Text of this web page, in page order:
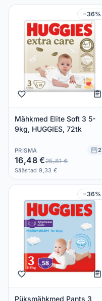
−36%
Mähkmed Elite Soft 3 5-
9kg, HUGGIES, 72tk
PRISMA 2
16,48 €25,81 €
Säästad 9,33 €
−36%
Püksmähkmed Pants 3